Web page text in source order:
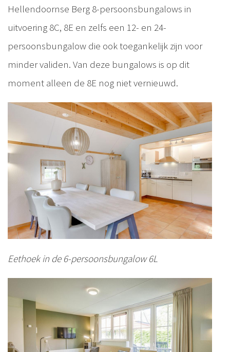
Hellendoornse Berg 8-persoonsbungalows in
uitvoering 8C, 8E en zelfs een 12- en 24-
persoonsbungalow die ook toegankelijk zijn voor
minder validen. Van deze bungalows is op dit
moment alleen de 8E nog niet vernieuwd.
Eethoek in de 6-persoonsbungalow 6L